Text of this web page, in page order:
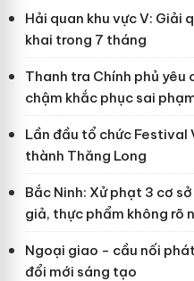
Hải quan khu vực V: Giải
khai trong 7 tháng
Thanh tra Chính phủ
chậm khắc phục sai
Lần đầu tổ chức
thành Thăng Long
Bắc Ninh: Xử phạt 3 cơ
giả, thực phẩm không rõ
Ngoại giao - cầu nối
đổi mới sáng tạo